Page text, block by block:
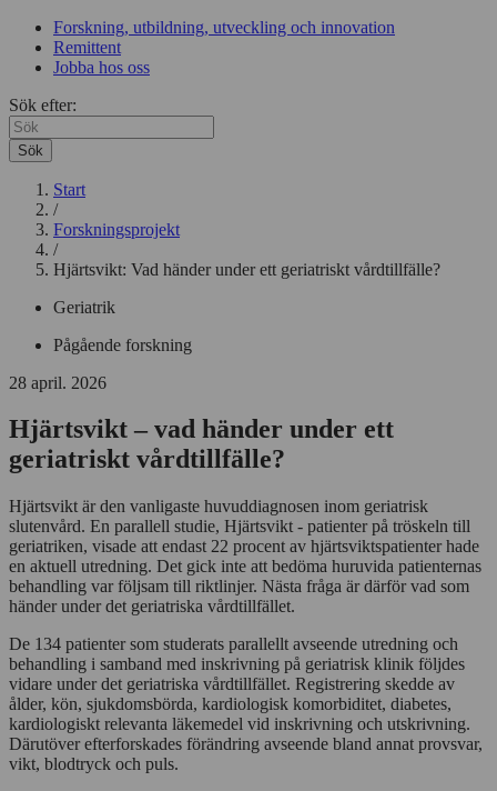
Forskning, utbildning, utveckling och innovation
Remittent
Jobba hos oss
Sök efter:
Sök
Start
/
Forskningsprojekt
/
Hjärtsvikt: Vad händer under ett geriatriskt vårdtillfälle?
Geriatrik
Pågående forskning
28 april. 2026
Hjärtsvikt – vad händer under ett
geriatriskt vårdtillfälle?
Hjärtsvikt är den vanligaste huvuddiagnosen inom geriatrisk
slutenvård. En parallell studie, Hjärtsvikt - patienter på tröskeln till
geriatriken, visade att endast 22 procent av hjärtsviktspatienter hade
en aktuell utredning. Det gick inte att bedöma huruvida patienternas
behandling var följsam till riktlinjer. Nästa fråga är därför vad som
händer under det geriatriska vårdtillfället.
De 134 patienter som studerats parallellt avseende utredning och
behandling i samband med inskrivning på geriatrisk klinik följdes
vidare under det geriatriska vårdtillfället. Registrering skedde av
ålder, kön, sjukdomsbörda, kardiologisk komorbiditet, diabetes,
kardiologiskt relevanta läkemedel vid inskrivning och utskrivning.
Därutöver efterforskades förändring avseende bland annat provsvar,
vikt, blodtryck och puls.